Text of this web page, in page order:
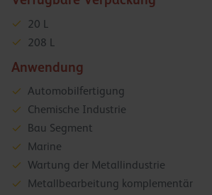
20 L
208 L
Anwendung
Automobilfertigung
Chemische Industrie
Bau Segment
Marine
Wartung der Metallindustrie
Metallbearbeitung komplementär